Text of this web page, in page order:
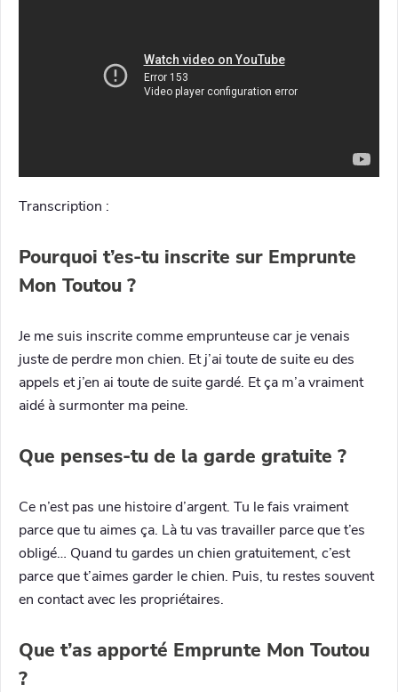
Transcription :
Pourquoi t’es-tu inscrite sur Emprunte
Mon Toutou ?
Je me suis inscrite comme emprunteuse car je venais
juste de perdre mon chien. Et j’ai toute de suite eu des
appels et j’en ai toute de suite gardé. Et ça m’a vraiment
aidé à surmonter ma peine.
Que penses-tu de la garde gratuite ?
Ce n’est pas une histoire d’argent. Tu le fais vraiment
parce que tu aimes ça. Là tu vas travailler parce que t’es
obligé… Quand tu gardes un chien gratuitement, c’est
parce que t’aimes garder le chien. Puis, tu restes souvent
en contact avec les propriétaires.
Que t’as apporté Emprunte Mon Toutou
?